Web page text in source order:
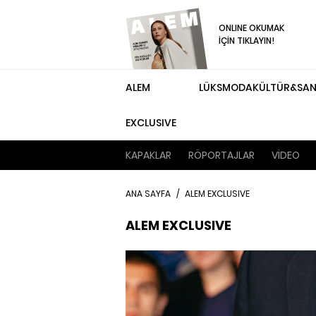
ONLINE OKUMAK
İÇİN TIKLAYIN!
ALEM
EXCLUSIVE
LÜKSMODA
KAPAKLAR RÖPORTAJLAR VİDEO
ANA SAYFA / ALEM EXCLUSIVE
ALEM EXCLUSIVE